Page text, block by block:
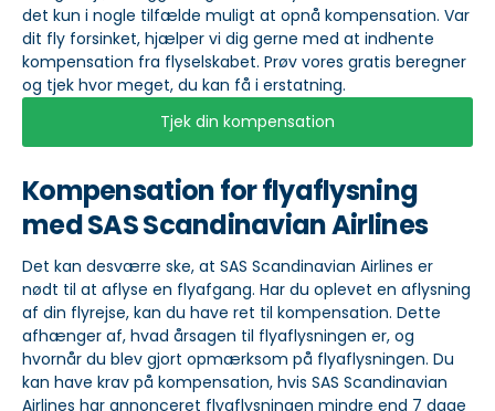
det kun i nogle tilfælde muligt at opnå kompensation. Var
dit fly forsinket, hjælper vi dig gerne med at indhente
kompensation fra flyselskabet. Prøv vores gratis beregner
og tjek hvor meget, du kan få i erstatning.
Tjek din kompensation
Kompensation for flyaflysning
med SAS Scandinavian Airlines
Det kan desværre ske, at SAS Scandinavian Airlines er
nødt til at aflyse en flyafgang. Har du oplevet en aflysning
af din flyrejse, kan du have ret til kompensation. Dette
afhænger af, hvad årsagen til flyaflysningen er, og
hvornår du blev gjort opmærksom på flyaflysningen. Du
kan have krav på kompensation, hvis SAS Scandinavian
Airlines har annonceret flyaflysningen mindre end 7 dage